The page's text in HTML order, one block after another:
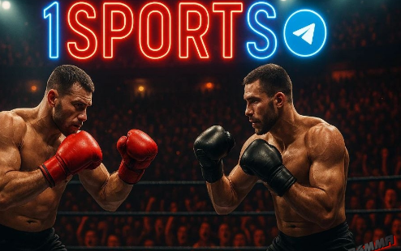
самые лучшие и актуальные события и мира
Далее
Эдсон Барбоза — Марсело Гудичи